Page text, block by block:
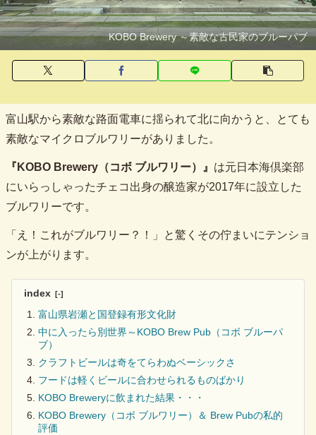
KOBO Brewery ～素敵な古民家のブルーパブ
富山駅から素敵な路面電車に揺られて北に向かうと、とても
素敵なマイクロブルワリーがありました。
『KOBO Brewery（コボ ブルワリー）』 は元日本海倶楽部
にいらっしゃったチェコ出身の醸造家が2017年に設立した
ブルワリーです。
「え！これがブルワリー？！」と驚くその佇まいにテンショ
ンが上がります。
index
富山県岩瀬と国登録有形文化財
中に入ったら別世界～KOBO Brew Pub（コボ ブルーパ
ブ）
クラフトビールは奇をてらわぬベーシックさ
フードは軽くビールに合わせられるものばかり
KOBO Breweryに飲まれた結果・・・
KOBO Brewery（コボ ブルワリー）＆ Brew Pubの私的
評価